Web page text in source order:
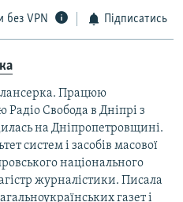
без VPN Підписатись
Працюю
Свобода в Дніпрі з
на Дніпропетровщині.
систем і засобів масової
національного
журналістики. Писала
газет і